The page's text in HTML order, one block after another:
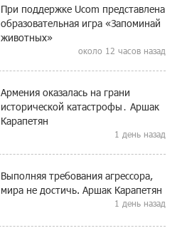
При поддержке Ucom представлена
образовательная игра «Запоминай
животных»
около 12 часов назад
Армения оказалась на грани
исторической катастрофы․ Аршак
Карапетян
1 день назад
Выполняя требования агрессора,
мира не достичь. Аршак Карапетян
1 день назад